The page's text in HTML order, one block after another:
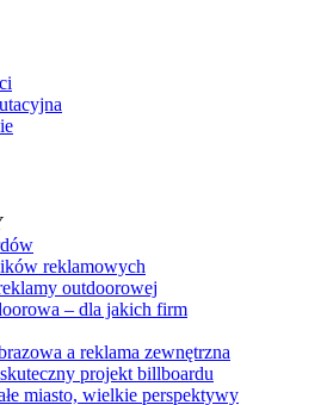
reklamowych
outdoorowej
– dla jakich firm
a reklama zewnętrzna
projekt billboardu
miasto, wielkie perspektywy